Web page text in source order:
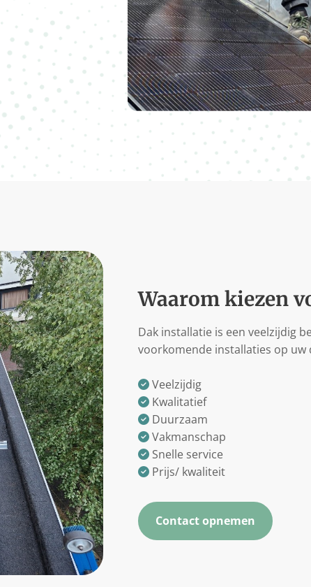
Waarom kiezen
Dak installatie is een veelzijdig
voorkomende installaties op uw
 Veelzijdig
 Kwalitatief
 Duurzaam
 Vakmanschap
 Snelle service
 Prijs/ kwaliteit
Contact opnemen